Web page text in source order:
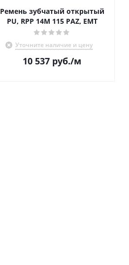
Ремень зубчатый открытый
PU, RPP 14M 115 PAZ, EMT
Уточните наличие и цену
10 537 руб./м